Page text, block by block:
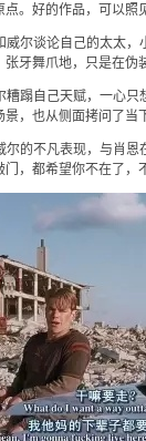
。好的作品，可以照
威尔谈论自己的太太
牙舞爪地，只是在伪
糟蹋自己天赋，一心
景，也从侧面拷问了当
尔的不凡表现，与肖
门，都希望你不在了